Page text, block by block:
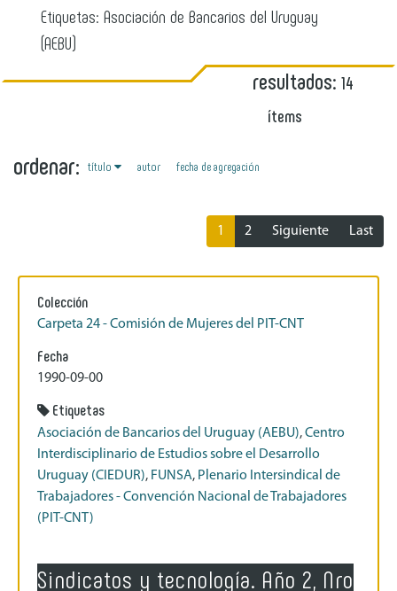
Etiquetas: Asociación de Bancarios del Uruguay
(AEBU)
resultados: 14
ítems
ordenar: título autor fecha de agregación
1 2 Siguiente Last
Colección
Carpeta 24 - Comisión de Mujeres del PIT-CNT
Fecha
1990-09-00
Etiquetas
Asociación de Bancarios del Uruguay (AEBU),Centro
Interdisciplinario de Estudios sobre el Desarrollo
Uruguay (CIEDUR), FUNSA, Plenario Intersindical de
Trabajadores - Convención Nacional de Trabajadores
(PIT-CNT)
Sindicatos y tecnología. Año 2, Nro